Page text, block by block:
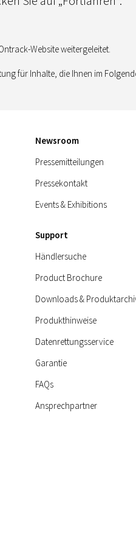
Website weitergeleitet.
für Inhalte, die Ihnen im
Newsroom
Pressemitteilungen
Pressekontakt
Events & Exhibitions
Support
Händlersuche
Product Brochure
Downloads &
Produkthinweise
Datenrettungsservice
Garantie
FAQs
Ansprechpartner